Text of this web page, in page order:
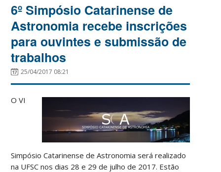
6º Simpósio Catarinense de
Astronomia recebe inscrições
para ouvintes e submissão de
trabalhos
25/04/2017 08:21
O VI
Simpósio Catarinense de Astronomia será realizado
na UFSC nos dias 28 e 29 de julho de 2017. Estão